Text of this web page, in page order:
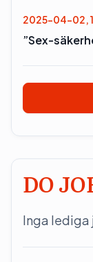
2025-04-02,
”Sex-
DO
Inga lediga